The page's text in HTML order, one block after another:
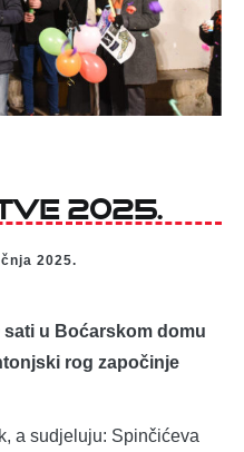
2025.
2025.
sati u Boćarskom domu
rog započinje
a sudjeluju: Spinčićeva